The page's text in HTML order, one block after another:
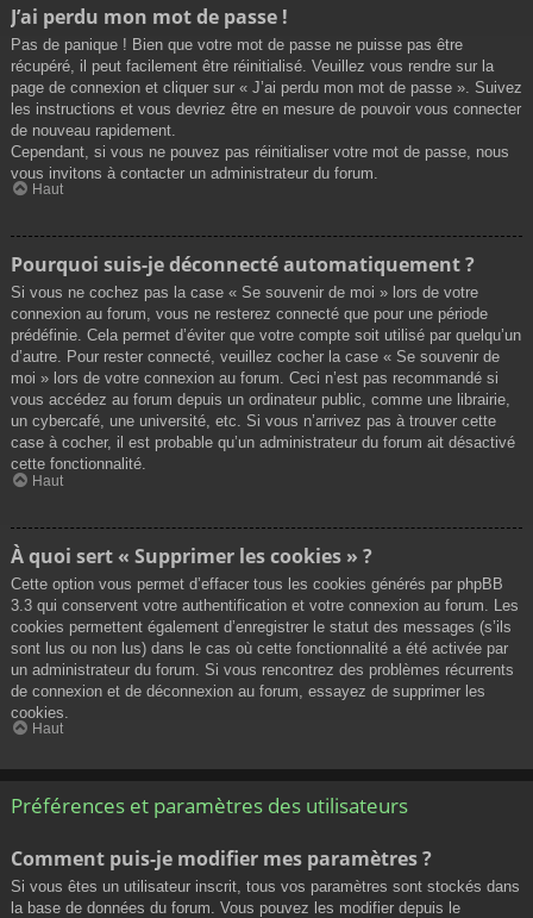
J’ai perdu mon mot de passe !
Pas de panique ! Bien que votre mot de passe ne puisse pas être
récupéré, il peut facilement être réinitialisé. Veuillez vous rendre sur la
page de connexion et cliquer sur « J’ai perdu mon mot de passe ». Suivez
les instructions et vous devriez être en mesure de pouvoir vous connecter
de nouveau rapidement.
Cependant, si vous ne pouvez pas réinitialiser votre mot de passe, nous
vous invitons à contacter un administrateur du forum.
Haut
Pourquoi suis-je déconnecté automatiquement ?
Si vous ne cochez pas la case « Se souvenir de moi » lors de votre
connexion au forum, vous ne resterez connecté que pour une période
prédéfinie. Cela permet d’éviter que votre compte soit utilisé par quelqu’un
d’autre. Pour rester connecté, veuillez cocher la case « Se souvenir de
moi » lors de votre connexion au forum. Ceci n’est pas recommandé si
vous accédez au forum depuis un ordinateur public, comme une librairie,
un cybercafé, une université, etc. Si vous n’arrivez pas à trouver cette
case à cocher, il est probable qu’un administrateur du forum ait désactivé
cette fonctionnalité.
Haut
À quoi sert « Supprimer les cookies » ?
Cette option vous permet d’effacer tous les cookies générés par phpBB
3.3 qui conservent votre authentification et votre connexion au forum. Les
cookies permettent également d’enregistrer le statut des messages (s’ils
sont lus ou non lus) dans le cas où cette fonctionnalité a été activée par
un administrateur du forum. Si vous rencontrez des problèmes récurrents
de connexion et de déconnexion au forum, essayez de supprimer les
cookies.
Haut
Préférences et paramètres des utilisateurs
Comment puis-je modifier mes paramètres ?
Si vous êtes un utilisateur inscrit, tous vos paramètres sont stockés dans
la base de données du forum. Vous pouvez les modifier depuis le